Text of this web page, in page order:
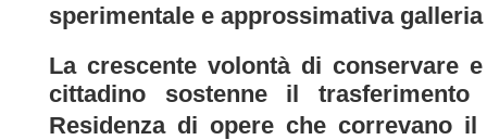
sperimentale e approssimativa galleria
La crescente volontà di conservare
cittadino sostenne il
Residenza di opere che correvano